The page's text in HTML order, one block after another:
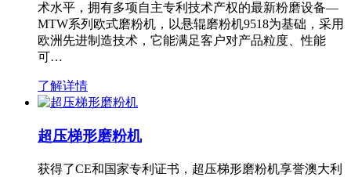
术水平，拥有多项自主专利技术产权的最新粉磨设备—
MTW系列欧式磨粉机，以悬辊磨粉机9518为基础，采用
欧洲先进制造技术，它能满足客户对产品粒度、性能
可…
了解详情
超压梯形磨粉机
获得了CE和国家专利证书，超压梯形磨粉机享誉澳大利